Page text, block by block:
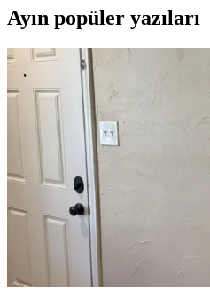
Ayın popüler yazıları